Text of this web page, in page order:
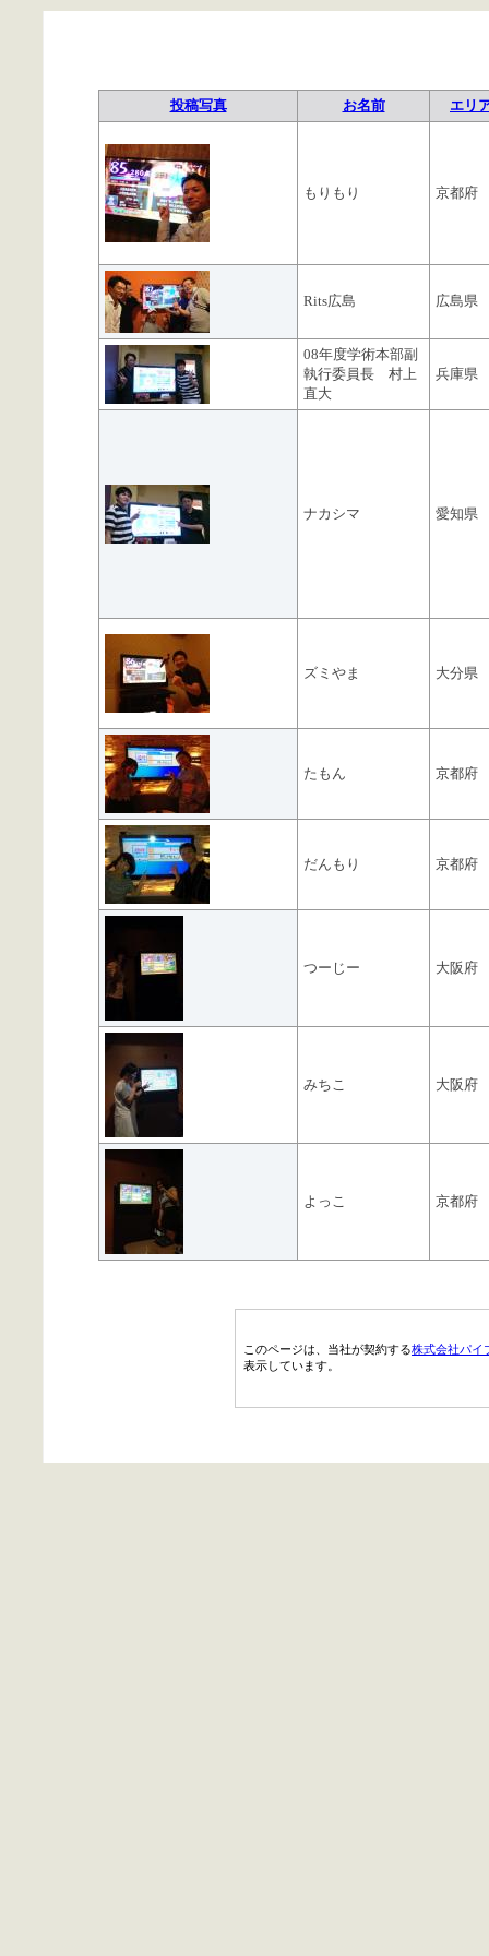
投稿写真 お名前 エリ
もりもり 京都府
Rits広島 広島県
08年度学術本部副
執行委員長 村上
直大
兵庫県
ナカシマ 愛知県
ズミやま 大分県
たもん 京都府
だんもり 京都府
つーじー 大阪府
みちこ 大阪府
よっこ 京都府
このページは、当社が契約する株式会社パイ
表示しています。